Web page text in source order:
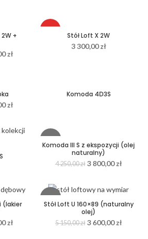
+
zł
Stół Loft X 2W
3 300,00zł
zł
Komoda 4D3S
Komoda III S z ekspozycji (olej
naturalny)
4 250,00zł 3 800,00zł
(lakier
zł
-30%
Stół Loft U 160×89 (naturalny
olej)
5 150,00zł 3 600,00zł